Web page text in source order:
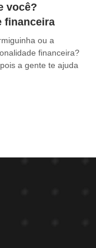
você?
financeira
ou a
financeira?
a gente te ajuda